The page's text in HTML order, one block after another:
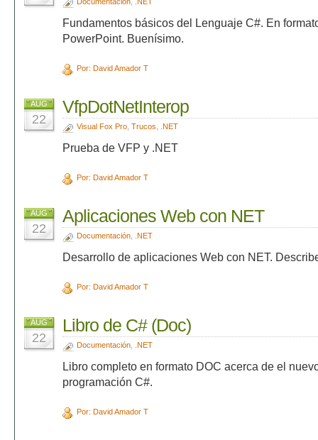
Fundamentos básicos del Lenguaje C#. En
PowerPoint. Buenísimo.
Por: David Amador T
AUG
22
VfpDotNetInterop
Visual Fox Pro, Trucos .NET
Prueba de VFP y .NET
Por: David Amador T
AUG
22
Aplicaciones Web con NET
Documentación, .NET
Desarrollo de aplicaciones Web con NET.
Por: David Amador T
AUG
22
Libro de C# (Doc)
Documentación, .NET
Libro completo en formato DOC acerca de el
programación C#.
Por: David Amador T